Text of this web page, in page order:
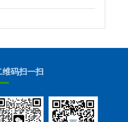
维码扫一扫